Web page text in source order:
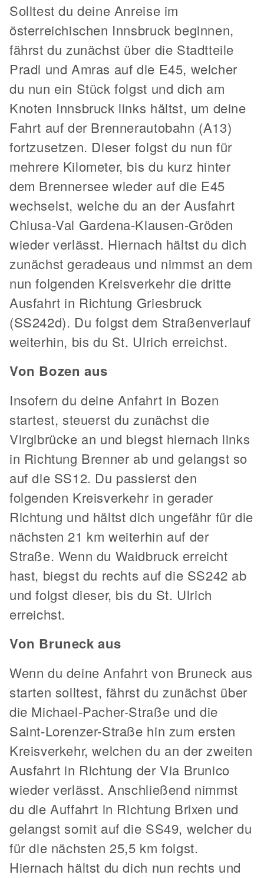
Solltest du deine Anreise im
österreichischen Innsbruck beginnen,
fährst du zunächst über die Stadtteile
Pradl und Amras auf die E45, welcher
du nun ein Stück folgst und dich am
Knoten Innsbruck links hältst, um deine
Fahrt auf der Brennerautobahn (A13)
fortzusetzen. Dieser folgst du nun für
mehrere Kilometer, bis du kurz hinter
dem Brennersee wieder auf die E45
wechselst, welche du an der Ausfahrt
Chiusa-Val Gardena-Klausen-Gröden
wieder verlässt. Hiernach hältst du dich
zunächst geradeaus und nimmst an dem
nun folgenden Kreisverkehr die dritte
Ausfahrt in Richtung Griesbruck
(SS242d). Du folgst dem Straßenverlauf
weiterhin, bis du St. Ulrich erreichst.
Von Bozen aus
Insofern du deine Anfahrt in Bozen
startest, steuerst du zunächst die
Virglbrücke an und biegst hiernach links
in Richtung Brenner ab und gelangst so
auf die SS12. Du passierst den
folgenden Kreisverkehr in gerader
Richtung und hältst dich ungefähr für die
nächsten 21 km weiterhin auf der
Straße. Wenn du Waidbruck erreicht
hast, biegst du rechts auf die SS242 ab
und folgst dieser, bis du St. Ulrich
erreichst.
Von Bruneck aus
Wenn du deine Anfahrt von Bruneck aus
starten solltest, fährst du zunächst über
die Michael-Pacher-Straße und die
Saint-Lorenzer-Straße hin zum ersten
Kreisverkehr, welchen du an der zweiten
Ausfahrt in Richtung der Via Brunico
wieder verlässt. Anschließend nimmst
du die Auffahrt in Richtung Brixen und
gelangst somit auf die SS49, welcher du
für die nächsten 25,5 km folgst.
Hiernach hältst du dich nun rechts und